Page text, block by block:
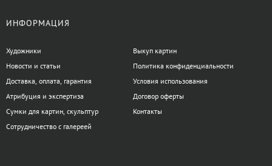
ИНФОРМАЦИЯ
Художники
Новости и статьи
Доставка, оплата, гарантия
Атрибуция и экспертиза
Сумки для картин, скульптур
Сотрудничество с галереей
Выкуп картин
Политика конфиденциальности
Условия использования
Договор оферты
Контакты